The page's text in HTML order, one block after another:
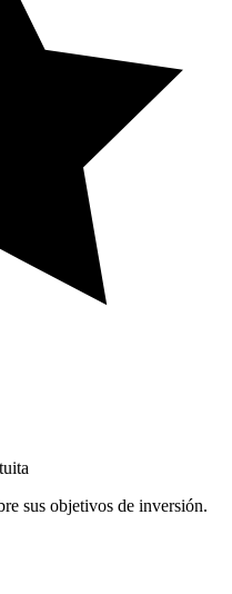
sus objetivos de inversión.